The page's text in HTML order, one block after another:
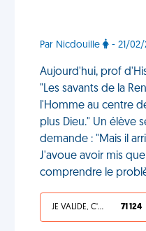
Par Nicdouille - 21/
Aujourd'hui, prof
"Les savants de la
l'Homme au centre
plus Dieu." Un élève
demande : "Mais il
J'avoue avoir mis
comprendre le
JE VALIDE, C'EST UNE VDM 71 124